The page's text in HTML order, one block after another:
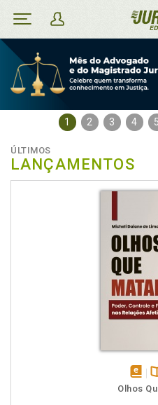
1 2 3 4 5
ÚLTIMOS
LANÇAMENTOS
Olhos